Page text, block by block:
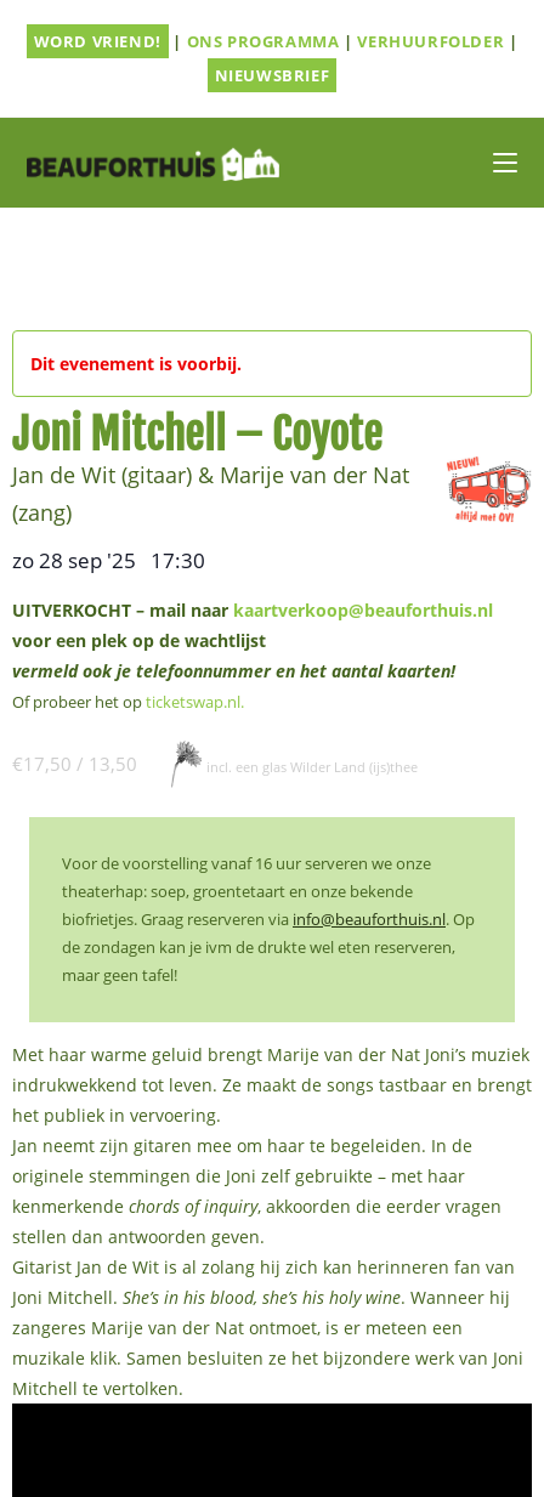
naarWORD VRIEND! | ONS PROGRAMMA |VERHUURFOLDER |
NIEUWSBRIEF
Dit evenement is voorbij.
Joni Mitchell – Coyote
Jan de Wit (gitaar) & Marije van der Nat
(zang)
zo 28 sep '25 17:30
UITVERKOCHT – mail naar kaartverkoop@beauforthuis.nl
voor een plek op de wachtlijst
vermeld ook je telefoonnummer en het aantal kaarten!
Of probeer het opticketswap.nl.
€17,50 / 13,50 incl. een glas Wilder Land (ijs)thee
Voor de voorstelling vanaf 16 uur serveren we onze
theaterhap: soep, groentetaart en onze bekende
biofrietjes. Graag reserveren via info@beauforthuis.nl. Op
de zondagen kan je ivm de drukte wel eten reserveren,
maar geen tafel!
Met haar warme geluid brengt Marije van der Nat Joni’s muziek
indrukwekkend tot leven. Ze maakt de songs tastbaar en brengt
het publiek in vervoering.
Jan neemt zijn gitaren mee om haar te begeleiden. In de
originele stemmingen die Joni zelf gebruikte – met haar
kenmerkende chords of inquiry, akkoorden die eerder vragen
stellen dan antwoorden geven.
Gitarist Jan de Wit is al zolang hij zich kan herinneren fan van
Joni Mitchell. She’s in his blood, she’s his holy wine. Wanneer hij
zangeres Marije van der Nat ontmoet, is er meteen een
muzikale klik. Samen besluiten ze het bijzondere werk van Joni
Mitchell te vertolken.